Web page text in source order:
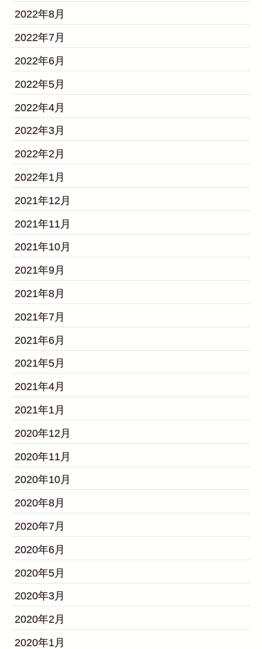
2022年8月
2022年7月
2022年6月
2022年5月
2022年4月
2022年3月
2022年2月
2022年1月
2021年12月
2021年11月
2021年10月
2021年9月
2021年8月
2021年7月
2021年6月
2021年5月
2021年4月
2021年1月
2020年12月
2020年11月
2020年10月
2020年8月
2020年7月
2020年6月
2020年5月
2020年3月
2020年2月
2020年1月